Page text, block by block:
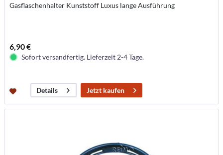
Gasflaschenhalter Kunststoff Luxus lange Ausführung
6,90 €
Sofort versandfertig. Lieferzeit 2-4 Tage.
Details Jetzt kaufen